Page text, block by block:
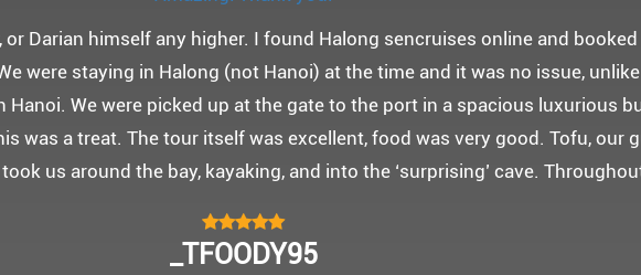
갑여행을 기념하여 하롱베이, 몽쉐리 크루즈 여행을 다녀왔어요. ^^
여행인만큼 비교적 선선한 2월말에 Darian Culbert를 통해서 다녀왔습니다.
쉐리 크루즈와 리무진 버스 덕분에 부모님을 편안히 모시고 다녀왔어요.
부모님을 배려해서 리무진에서 앞좌석으로 배치해주시어 고마웠습니다.
께한 1박 2일 선상 여행과 카악킹은 부모님께 멋진 추억을 만들어 주었네요.
다. 멋진 추억을 만들어 주신 몽쉐리 크루즈와 Darian Culbert께 감사드려요 ^^
CHOKYUNGSEOK